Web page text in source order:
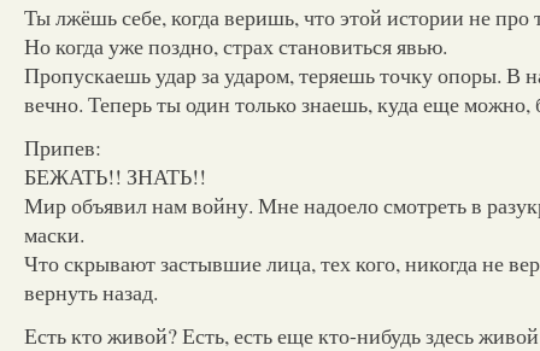
Ты лжёшь себе, когда веришь, что этой истории не про
Но когда уже поздно, страх становиться явью.
Пропускаешь удар за ударом, теряешь точку опоры. В
вечно. Теперь ты один только знаешь, куда еще можно,
Припев:
БЕЖАТЬ!! ЗНАТЬ!!
Мир объявил нам войну. Мне надоело смотреть в
маски.
Что скрывают застывшие лица, тех кого, никогда не
вернуть назад.
Есть кто живой? Есть, есть еще кто-нибудь здесь